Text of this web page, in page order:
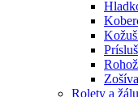
Rolety a